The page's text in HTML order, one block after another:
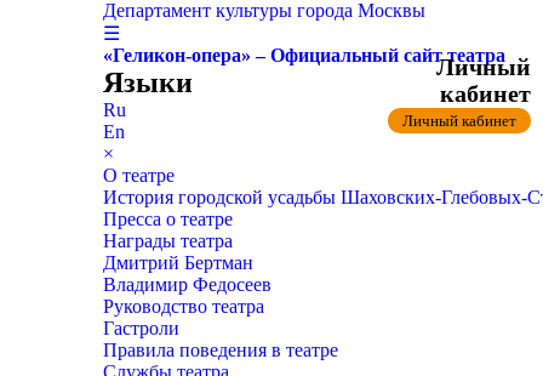
Департамент культуры города Москвы
☰
«Геликон-опера» – Официальный сайт театра
Языки
Ru
En
×
О театре
История городской усадьбы Шаховских-
Пресса о театре
Награды театра
Дмитрий Бертман
Владимир Федосеев
Руководство театра
Гастроли
Правила поведения в театре
Службы театра
Личный
кабинет
Личный кабинет